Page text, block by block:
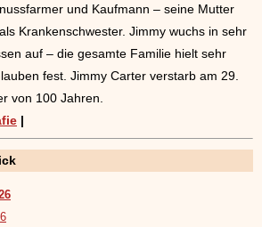
und Kaufmann – seine Mutter
Krankenschwester. Jimmy wuchs in sehr
auf – die gesamte Familie hielt sehr
fest. Jimmy Carter verstarb am 29.
von 100 Jahren.
|